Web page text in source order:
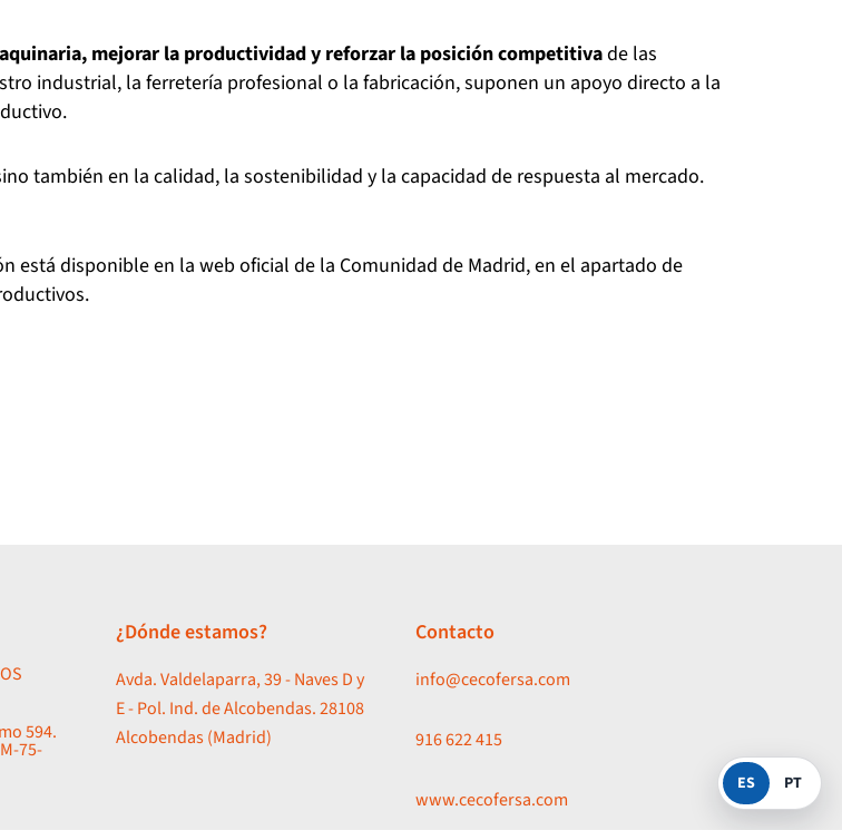
mejorar la productividad y reforzar la posición competitivade las
industrial, la ferretería profesional o la fabricación, suponen un apoyo directo a la
también en la calidad, la sostenibilidad y la capacidad de respuesta al mercado.
está disponible en la web oficial de la Comunidad de Madrid, en el apartado de
594.
75-
¿Dónde estamos?
Avda. Valdelaparra, 39 - Naves D y
E - Pol. Ind. de Alcobendas. 28108
Alcobendas (Madrid)
Contacto
info@cecofersa.com
916 622 415
www.cecofersa.com
ES PT